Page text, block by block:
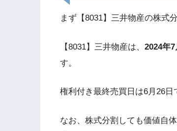
まず【8031】三井物産の株式
【8031】三井物産は、 2024年7
す。
権利付き最終売買日は6月26日
なお、株式分割しても価値自